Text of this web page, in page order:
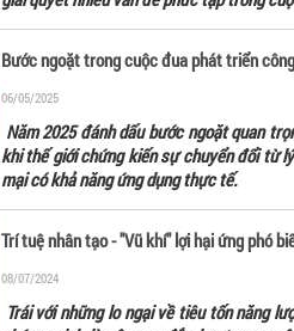
Bước ngoặt trong cuộc đua phát triển
06/05/2025
Năm 2025 đánh dấu bước ngoặt quan
khi thế giới chứng kiến sự chuyển đổi từ
mại có khả năng ứng dụng thực tế.
Trí tuệ nhân tạo - "Vũ khí" lợi hại ứng phó
08/07/2024
Trái với những lo ngại về tiêu tốn năng